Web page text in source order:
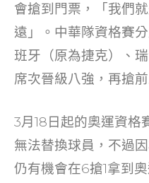
會搶到門票，「我們
遠」。中華隊資格賽
班牙（原為捷克）、
席次晉級八強，再搶
3月18日起的奧運資格
無法替換球員，不過
仍有機會在6搶1拿到